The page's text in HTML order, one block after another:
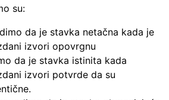
su:
da je stavka netačna kada je
izvori opovrgnu
da je stavka istinita kada
izvori potvrde da su